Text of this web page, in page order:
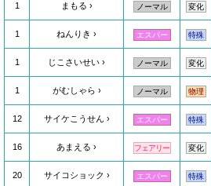
1 まもる ノーマル 変化
1 ねんりき エスパー 特殊
1 じこさいせい ノーマル 変化
1 がむしゃら ノーマル 物理
12 サイケこうせん エスパー 特殊
16 あまえる フェアリー 変化
20 サイコショック エスパー 特殊